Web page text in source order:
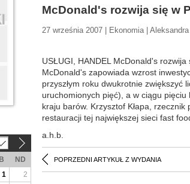
McDonald's rozwija się w
27 września 2007 | Ekonomia | Aleksandra
USŁUGI, HANDEL McDonald's rozwija
McDonald's zapowiada wzrost
przyszłym roku dwukrotnie zwiększyć
uruchomionych pięć), a w ciągu
kraju barów. Krzysztof Kłapa,
restauracji tej największej sieci fast
a.h.b.
POPRZEDNI ARTYKUŁ Z WYDANIA
ND
1
2